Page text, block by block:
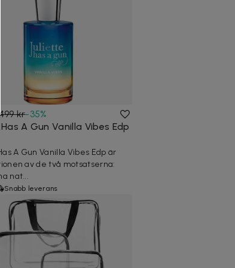
kr-35%
A Gun Vanilla Vibes Edp
A Gun Vanilla Vibes Edp är
av de två motsatserna:
nat...
Snabb leverans